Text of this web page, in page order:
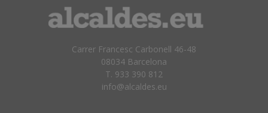
Carrer Francesc Carbonell 46-48
08034 Barcelona
T. 933 390 812
info@alcaldes.eu